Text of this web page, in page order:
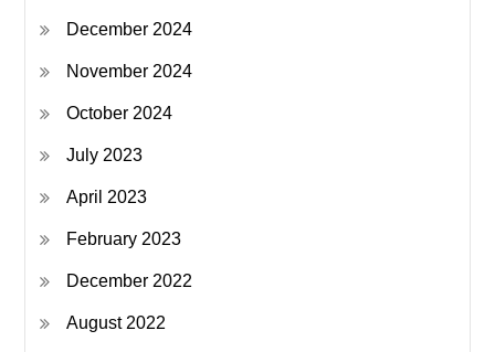
December 2024
November 2024
October 2024
July 2023
April 2023
February 2023
December 2022
August 2022